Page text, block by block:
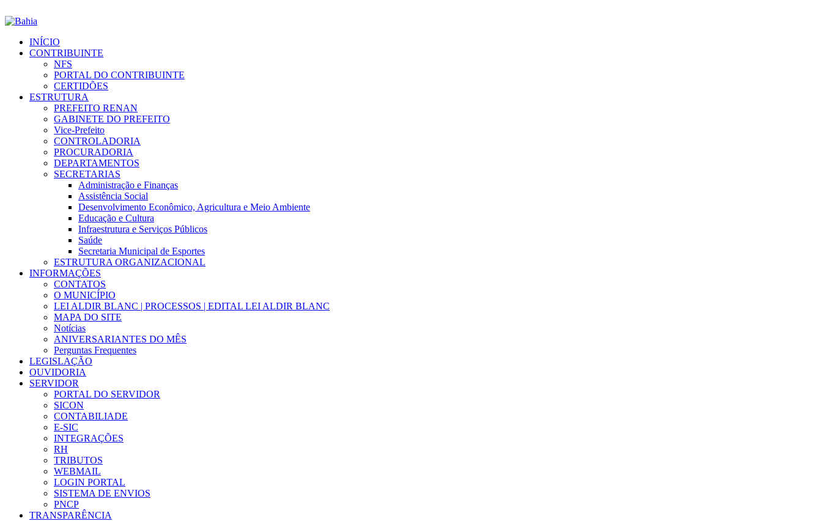
INÍCIO
CONTRIBUINTE
NFS
PORTAL DO CONTRIBUINTE
CERTIDÕES
ESTRUTURA
PREFEITO RENAN
GABINETE DO PREFEITO
Vice-Prefeito
CONTROLADORIA
PROCURADORIA
DEPARTAMENTOS
SECRETARIAS
Administração e Finanças
Assistência Social
Desenvolvimento Econômico, Agricultura e Meio Ambiente
Educação e Cultura
Infraestrutura e Serviços Públicos
Saúde
Secretaria Municipal de Esportes
ESTRUTURA ORGANIZACIONAL
INFORMAÇÕES
CONTATOS
O MUNICÍPIO
LEI ALDIR BLANC | PROCESSOS | EDITAL LEI ALDIR BLANC
MAPA DO SITE
Notícias
ANIVERSARIANTES DO MÊS
Perguntas Frequentes
LEGISLAÇÃO
OUVIDORIA
SERVIDOR
PORTAL DO SERVIDOR
SICON
CONTABILIADE
E-SIC
INTEGRAÇÕES
RH
TRIBUTOS
WEBMAIL
LOGIN PORTAL
SISTEMA DE ENVIOS
PNCP
TRANSPARÊNCIA